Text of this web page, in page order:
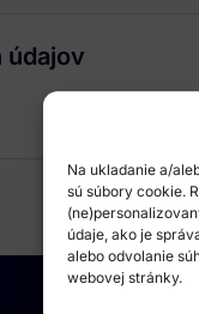
Na ukladanie a/
sú súbory cookie.
údaje, ako je
alebo odvolanie
webovej stránky.
údajov